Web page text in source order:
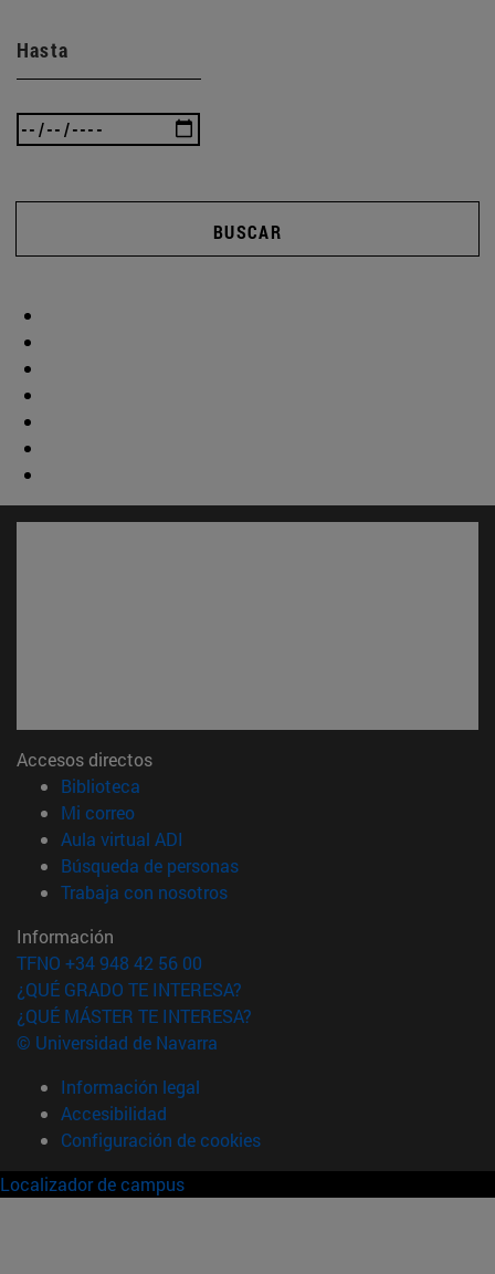
Hasta
BUSCAR
Accesos directos
Biblioteca
Mi correo(abre en nueva ventana)
Aula virtual ADI
Búsqueda de personas(abre en nueva ventana)
Trabaja con nosotros(abre en nueva ventana)
Información
TFNO +34 948 42 56 00
¿QUÉ GRADO TE INTERESA?
¿QUÉ MÁSTER TE INTERESA?
© Universidad de Navarra
Información legal
Accesibilidad
Configuración de cookies
Localizador de campus